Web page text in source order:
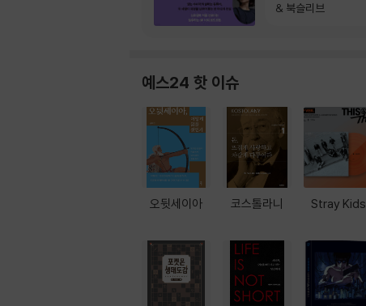
& 북슬리브
예스24 핫 이슈
오뒷세이아 코스톨라니 Stray Kids